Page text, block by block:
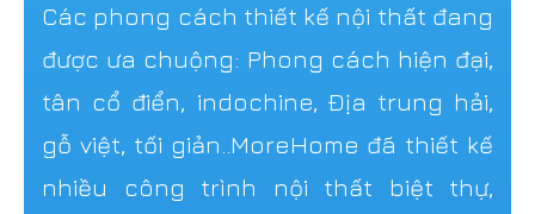
Các phong cách thiết kế nội thất đang
được ưa chuộng: Phong cách hiện đại,
tân cổ điển, indochine, Địa trung hải,
gỗ việt, tối giản..MoreHome đã thiết kế
nhiều công trình nội thất biệt thự,